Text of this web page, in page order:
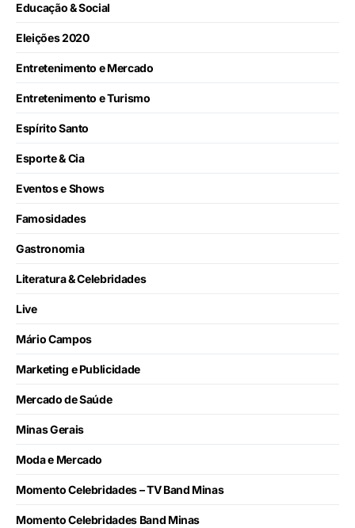
Educação & Social
Eleições 2020
Entretenimento e Mercado
Entretenimento e Turismo
Espírito Santo
Esporte & Cia
Eventos e Shows
Famosidades
Gastronomia
Literatura & Celebridades
Live
Mário Campos
Marketing e Publicidade
Mercado de Saúde
Minas Gerais
Moda e Mercado
Momento Celebridades – TV Band Minas
Momento Celebridades Band Minas